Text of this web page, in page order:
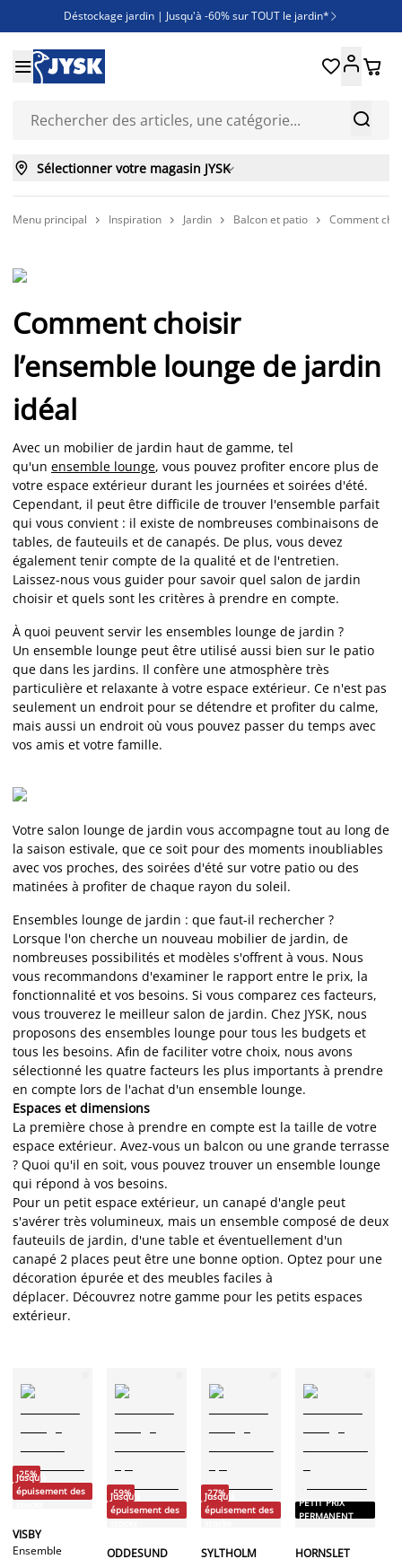
Déstockage jardin | Jusqu'à -60% sur TOUT le jardin* 
Jusqu'à -50% sur une sélection literie
Découvrez les nouveautés de la collection


 
 Sélectionner votre magasin JYSK
Menu principal  Inspiration  Jardin  Balcon et patio  Comment
Comment choisir
l’ensemble lounge de jardin
idéal
Avec un mobilier de jardin haut de gamme, tel
qu'un ensemble lounge, vous pouvez profiter encore plus de
votre espace extérieur durant les journées et soirées d'été.
Cependant, il peut être difficile de trouver l'ensemble parfait
qui vous convient : il existe de nombreuses combinaisons de
tables, de fauteuils et de canapés. De plus, vous devez
également tenir compte de la qualité et de l'entretien.
Laissez-nous vous guider pour savoir quel salon de jardin
choisir et quels sont les critères à prendre en compte.
À quoi peuvent servir les ensembles lounge de jardin ?
Un ensemble lounge peut être utilisé aussi bien sur le patio
que dans les jardins. Il confère une atmosphère très
particulière et relaxante à votre espace extérieur. Ce n'est pas
seulement un endroit pour se détendre et profiter du calme,
mais aussi un endroit où vous pouvez passer du temps avec
vos amis et votre famille.
Votre salon lounge de jardin vous accompagne tout au long de
la saison estivale, que ce soit pour des moments inoubliables
avec vos proches, des soirées d'été sur votre patio ou des
matinées à profiter de chaque rayon du soleil.
Ensembles lounge de jardin : que faut-il rechercher ?
Lorsque l'on cherche un nouveau mobilier de jardin, de
nombreuses possibilités et modèles s'offrent à vous. Nous
vous recommandons d'examiner le rapport entre le prix, la
fonctionnalité et vos besoins. Si vous comparez ces facteurs,
vous trouverez le meilleur salon de jardin. Chez JYSK, nous
proposons des ensembles lounge pour tous les budgets et
tous les besoins. Afin de faciliter votre choix, nous avons
sélectionné les quatre facteurs les plus importants à prendre
en compte lors de l'achat d'un ensemble lounge.
Espaces et dimensions
La première chose à prendre en compte est la taille de votre
espace extérieur. Avez-vous un balcon ou une grande terrasse
? Quoi qu'il en soit, vous pouvez trouver un ensemble lounge
qui répond à vos besoins.
Pour un petit espace extérieur, un canapé d'angle peut
s'avérer très volumineux, mais un ensemble composé de deux
fauteuils de jardin, d'une table et éventuellement d'un
canapé 2 places peut être une bonne option. Optez pour une
décoration épurée et des meubles faciles à
déplacer. Découvrez notre gamme pour les petits espaces
extérieur.
-25%
Jusqu'à
épuisement des
stocks
VISBY
Ensemble
-59%
Jusqu'à
épuisement des
stocks
ODDESUND
-27%
Jusqu'à
épuisement des
stocks
SYLTHOLM
PETIT PRIX
PERMANENT
HORNSLET